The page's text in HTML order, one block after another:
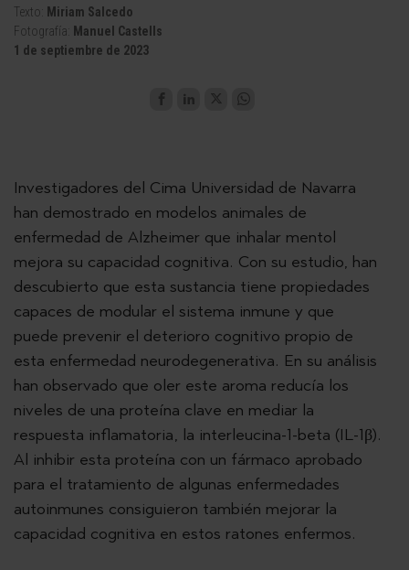
Texto:
Miriam Salcedo
Fotografía:
Manuel Castells
1 de septiembre de 2023
Investigadores del Cima Universidad de Navarra
han demostrado en modelos animales de
enfermedad de Alzheimer que inhalar mentol
mejora su capacidad cognitiva. Con su estudio, han
descubierto que esta sustancia tiene propiedades
capaces de modular el sistema inmune y que
puede prevenir el deterioro cognitivo propio de
esta enfermedad neurodegenerativa. En su análisis
han observado que oler este aroma reducía los
niveles de una proteína clave en mediar la
respuesta inflamatoria, la interleucina-1-beta (IL-1β).
Al inhibir esta proteína con un fármaco aprobado
para el tratamiento de algunas enfermedades
autoinmunes consiguieron también mejorar la
capacidad cognitiva en estos ratones enfermos.